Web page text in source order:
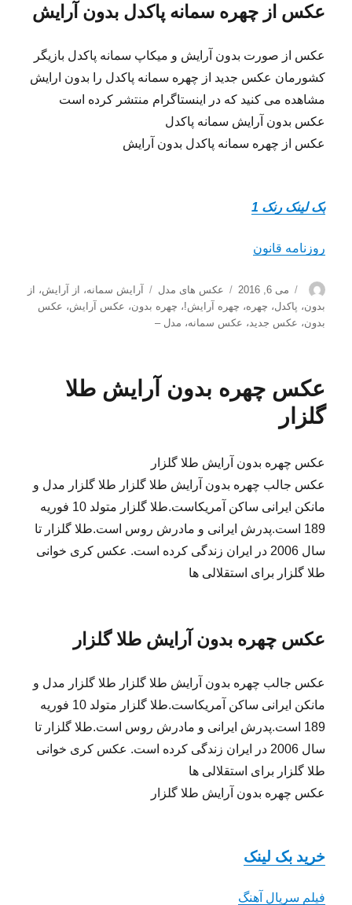
عکس از چهره سمانه پاکدل بدون آرایش
عکس از صورت بدون آرایش و میکاپ سمانه پاکدل بازیگر
کشورمان عکس جدید از چهره سمانه پاکدل را بدون ارایش
مشاهده می کنید که در اینستاگرام منتشر کرده است
عکس بدون آرایش سمانه پاکدل
عکس از چهره سمانه پاکدل بدون آرایش
بک لینک رنک 1
روزنامه قانون
نویسنده
ارسال
شده
در
می 6, 2016 دسته‌ها
عکس های مدل برچسب‌ها
آرایش سمانه، از آرایش، از
بدون، پاکدل، چهره، چهره آرایش!، چهره بدون، عکس آرایش، عکس
بدون، عکس جدید ، عکس سمانه، مدل –
عکس چهره بدون آرایش طلا
گلزار
عکس چهره بدون آرایش طلا گلزار
عکس جالب چهره بدون آرایش طلا گلزار طلا گلزار مدل و
مانکن ایرانی ساکن آمریکاست.طلا گلزار متولد 10 فوریه
189 است.پدرش ایرانی و مادرش روس است.طلا گلزار تا
سال 2006 در ایران زندگی کرده است. عکس کری خوانی
طلا گلزار برای استقلالی ها
عکس چهره بدون آرایش طلا گلزار
عکس جالب چهره بدون آرایش طلا گلزار طلا گلزار مدل و
مانکن ایرانی ساکن آمریکاست.طلا گلزار متولد 10 فوریه
189 است.پدرش ایرانی و مادرش روس است.طلا گلزار تا
سال 2006 در ایران زندگی کرده است. عکس کری خوانی
طلا گلزار برای استقلالی ها
عکس چهره بدون آرایش طلا گلزار
خرید بک لینک
فیلم سریال آهنگ